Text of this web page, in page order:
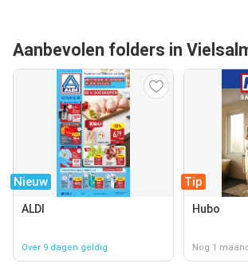
Aanbevolen folders in
Nieuw
ALDI
Over 9 dagen geldig
Tip
Hubo
Nog 1